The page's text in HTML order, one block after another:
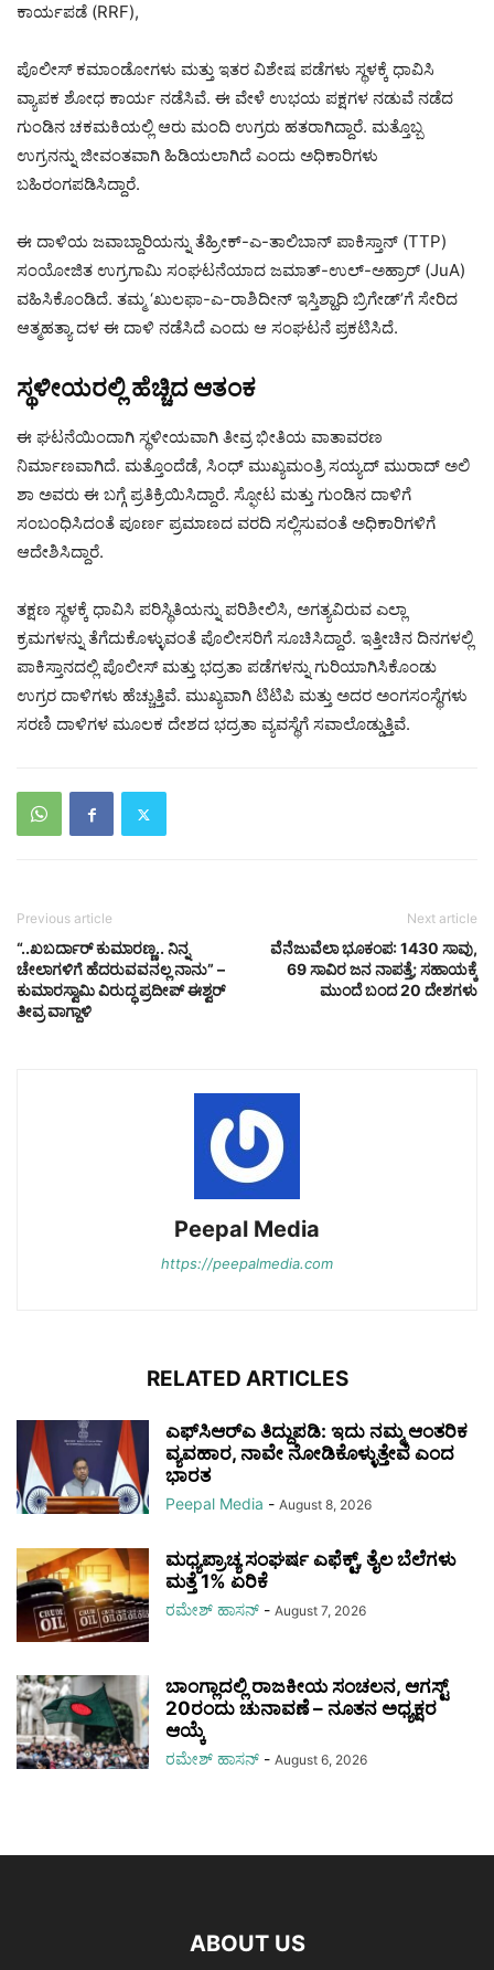
ಕಾರ್ಯಪಡೆ (RRF),
ಪೊಲೀಸ್ ಕಮಾಂಡೋಗಳು ಮತ್ತು ಇತರ ವಿಶೇಷ ಪಡೆಗಳು ಸ್ಥಳಕ್ಕೆ ಧಾವಿಸಿ
ವ್ಯಾಪಕ ಶೋಧ ಕಾರ್ಯ ನಡೆಸಿವೆ. ಈ ವೇಳೆ ಉಭಯ ಪಕ್ಷಗಳ ನಡುವೆ ನಡೆದ
ಗುಂಡಿನ ಚಕಮಕಿಯಲ್ಲಿ ಆರು ಮಂದಿ ಉಗ್ರರು ಹತರಾಗಿದ್ದಾರೆ. ಮತ್ತೊಬ್ಬ
ಉಗ್ರನನ್ನು ಜೀವಂತವಾಗಿ ಹಿಡಿಯಲಾಗಿದೆ ಎಂದು ಅಧಿಕಾರಿಗಳು
ಬಹಿರಂಗಪಡಿಸಿದ್ದಾರೆ.
ಈ ದಾಳಿಯ ಜವಾಬ್ದಾರಿಯನ್ನು ತೆಹ್ರೀಕ್-ಎ-ತಾಲಿಬಾನ್ ಪಾಕಿಸ್ತಾನ್ (TTP)
ಸಂಯೋಜಿತ ಉಗ್ರಗಾಮಿ ಸಂಘಟನೆಯಾದ ಜಮಾತ್-ಉಲ್-ಅಹ್ರಾರ್ (JuA)
ವಹಿಸಿಕೊಂಡಿದೆ. ತಮ್ಮ ‘ಖುಲಫಾ-ಎ-ರಾಶಿದೀನ್ ಇಸ್ತಿಶ್ಹಾದಿ ಬ್ರಿಗೇಡ್’ಗೆ ಸೇರಿದ
ಆತ್ಮಹತ್ಯಾ ದಳ ಈ ದಾಳಿ ನಡೆಸಿದೆ ಎಂದು ಆ ಸಂಘಟನೆ ಪ್ರಕಟಿಸಿದೆ.
​ಸ್ಥಳೀಯರಲ್ಲಿ ಹೆಚ್ಚಿದ ಆತಂಕ
​ಈ ಘಟನೆಯಿಂದಾಗಿ ಸ್ಥಳೀಯವಾಗಿ ತೀವ್ರ ಭೀತಿಯ ವಾತಾವರಣ
ನಿರ್ಮಾಣವಾಗಿದೆ. ಮತ್ತೊಂದೆಡೆ, ಸಿಂಧ್ ಮುಖ್ಯಮಂತ್ರಿ ಸಯ್ಯದ್ ಮುರಾದ್ ಅಲಿ
ಶಾ ಅವರು ಈ ಬಗ್ಗೆ ಪ್ರತಿಕ್ರಿಯಿಸಿದ್ದಾರೆ. ಸ್ಫೋಟ ಮತ್ತು ಗುಂಡಿನ ದಾಳಿಗೆ
ಸಂಬಂಧಿಸಿದಂತೆ ಪೂರ್ಣ ಪ್ರಮಾಣದ ವರದಿ ಸಲ್ಲಿಸುವಂತೆ ಅಧಿಕಾರಿಗಳಿಗೆ
ಆದೇಶಿಸಿದ್ದಾರೆ.
ತಕ್ಷಣ ಸ್ಥಳಕ್ಕೆ ಧಾವಿಸಿ ಪರಿಸ್ಥಿತಿಯನ್ನು ಪರಿಶೀಲಿಸಿ, ಅಗತ್ಯವಿರುವ ಎಲ್ಲಾ
ಕ್ರಮಗಳನ್ನು ತೆಗೆದುಕೊಳ್ಳುವಂತೆ ಪೊಲೀಸರಿಗೆ ಸೂಚಿಸಿದ್ದಾರೆ. ಇತ್ತೀಚಿನ ದಿನಗಳಲ್ಲಿ
ಪಾಕಿಸ್ತಾನದಲ್ಲಿ ಪೊಲೀಸ್ ಮತ್ತು ಭದ್ರತಾ ಪಡೆಗಳನ್ನು ಗುರಿಯಾಗಿಸಿಕೊಂಡು
ಉಗ್ರರ ದಾಳಿಗಳು ಹೆಚ್ಚುತ್ತಿವೆ. ಮುಖ್ಯವಾಗಿ ಟಿಟಿಪಿ ಮತ್ತು ಅದರ ಅಂಗಸಂಸ್ಥೆಗಳು
ಸರಣಿ ದಾಳಿಗಳ ಮೂಲಕ ದೇಶದ ಭದ್ರತಾ ವ್ಯವಸ್ಥೆಗೆ ಸವಾಲೊಡ್ಡುತ್ತಿವೆ.
Previous article
“..ಖಬರ್ದಾರ್ ಕುಮಾರಣ್ಣ.. ನಿನ್ನ
ಚೇಲಾಗಳಿಗೆ ಹೆದರುವವನಲ್ಲ ನಾನು” –
ಕುಮಾರಸ್ವಾಮಿ ವಿರುದ್ಧ ಪ್ರದೀಪ್ ಈಶ್ವರ್‌
ತೀವ್ರ ವಾಗ್ದಾಳಿ
Next article
ವೆನೆಜುವೆಲಾ ಭೂಕಂಪ: 1430 ಸಾವು,
69 ಸಾವಿರ ಜನ ನಾಪತ್ತೆ; ಸಹಾಯಕ್ಕೆ
ಮುಂದೆ ಬಂದ 20 ದೇಶಗಳು
Peepal Media
https://peepalmedia.com
RELATED ARTICLES
ಎಫ್‌ಸಿಆರ್‌ಎ ತಿದ್ದುಪಡಿ: ಇದು ನಮ್ಮ ಆಂತರಿಕ
ವ್ಯವಹಾರ, ನಾವೇ ನೋಡಿಕೊಳ್ಳುತ್ತೇವೆ ಎಂದ
ಭಾರತ
Peepal Media - August 8, 2026
ಮಧ್ಯಪ್ರಾಚ್ಯ ಸಂಘರ್ಷ ಎಫೆಕ್ಟ್, ತೈಲ ಬೆಲೆಗಳು
ಮತ್ತೆ 1% ಏರಿಕೆ
ರಮೇಶ್‌ ಹಾಸನ್‌ - August 7, 2026
ಬಾಂಗ್ಲಾದಲ್ಲಿ ರಾಜಕೀಯ ಸಂಚಲನ, ಆಗಸ್ಟ್
20ರಂದು ಚುನಾವಣೆ – ನೂತನ ಅಧ್ಯಕ್ಷರ
ಆಯ್ಕೆ
ರಮೇಶ್‌ ಹಾಸನ್‌ - August 6, 2026
ABOUT US